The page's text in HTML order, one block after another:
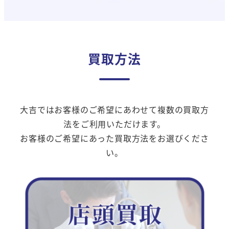
買取方法
大吉ではお客様のご希望にあわせて複数の買取方
法をご利用いただけます。
お客様のご希望にあった買取方法をお選びくださ
い。